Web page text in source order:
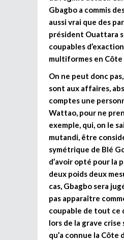
Gbagbo a commis
aussi vrai que des
président Ouattara
coupables
multiformes en Côte
On ne peut donc
sont aux affaires,
comptes une
Wattao, pour ne
exemple, qui, on le
mutandi, être
symétrique de Blé
d’avoir opté pour la
deux poids deux
cas, Gbagbo sera
pas apparaître
coupable de tout ce
lors de la grave
qu’a connue la Côte